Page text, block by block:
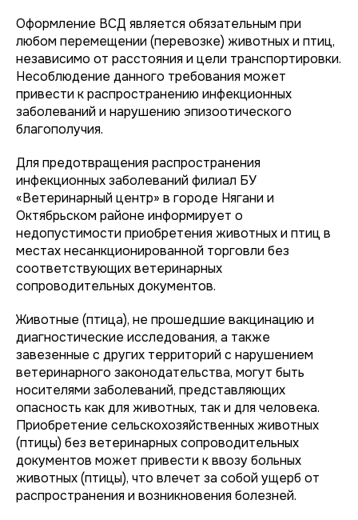
Оформление ВСД является обязательным при
любом перемещении (перевозке) животных и птиц,
независимо от расстояния и цели транспортировки.
Несоблюдение данного требования может
привести к распространению инфекционных
заболеваний и нарушению эпизоотического
благополучия.
Для предотвращения распространения
инфекционных заболеваний филиал БУ
«Ветеринарный центр» в городе Нягани и
Октябрьском районе информирует о
недопустимости приобретения животных и птиц в
местах несанкционированной торговли без
соответствующих ветеринарных
сопроводительных документов.
Животные (птица), не прошедшие вакцинацию и
диагностические исследования, а также
завезенные с других территорий с нарушением
ветеринарного законодательства, могут быть
носителями заболеваний, представляющих
опасность как для животных, так и для человека.
Приобретение сельскохозяйственных животных
(птицы) без ветеринарных сопроводительных
документов может привести к ввозу больных
животных (птицы), что влечет за собой ущерб от
распространения и возникновения болезней.